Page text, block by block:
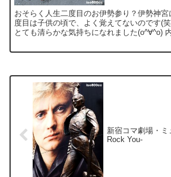
おそらく人生二度目のお伊勢参り？伊勢神
度目は子供の頃で、よく覚えてないのです(
とても清らかな気持ちになれました(o^∀^o)
新宿コマ劇場・ミ
Rock You-